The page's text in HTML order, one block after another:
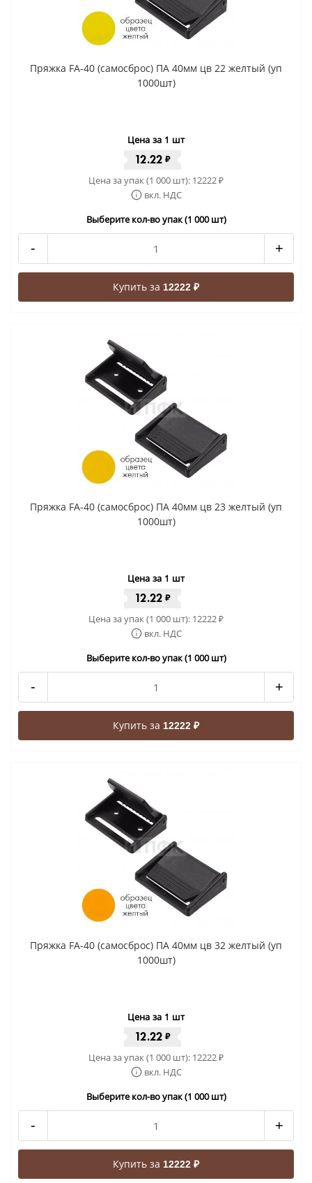
Пряжка FA-40 (самосброс) ПА 40мм цв 22 желтый (уп
1000шт)
Цена за 1 шт
12.22 ₽
Цена за упак (1 000 шт): 12222₽
вкл. НДС
Выберите кол-во упак (1 000 шт)
- +
Купить за 12222 ₽
Пряжка FA-40 (самосброс) ПА 40мм цв 23 желтый (уп
1000шт)
Цена за 1 шт
12.22 ₽
Цена за упак (1 000 шт): 12222₽
вкл. НДС
Выберите кол-во упак (1 000 шт)
- +
Купить за 12222 ₽
Пряжка FA-40 (самосброс) ПА 40мм цв 32 желтый (уп
1000шт)
Цена за 1 шт
12.22 ₽
Цена за упак (1 000 шт): 12222₽
вкл. НДС
Выберите кол-во упак (1 000 шт)
- +
Купить за 12222 ₽